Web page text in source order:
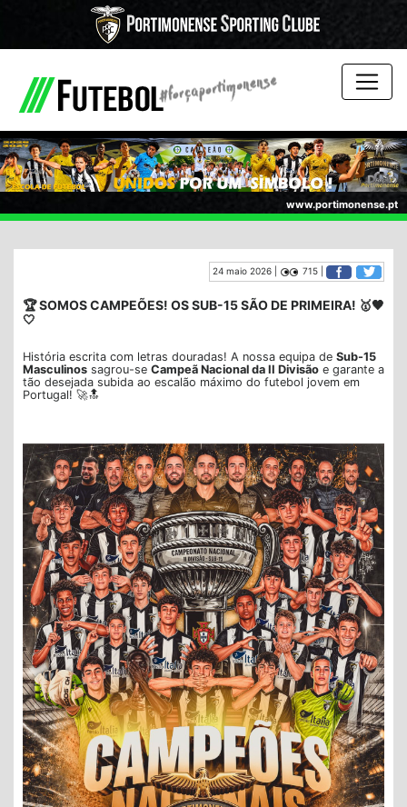
www.portimonense.pt
24 maio 2026 | 715 |
🏆 SOMOS CAMPEÕES! OS SUB-15 SÃO DE PRIMEIRA! 🥇🖤
🤍
História escrita com letras douradas! A nossa equipa de Sub-15
Masculinos sagrou-se Campeã Nacional da II Divisão e garante a
tão desejada subida ao escalão máximo do futebol jovem em
Portugal! 🚀🔝